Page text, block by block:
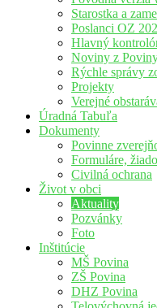
Starostka a
Poslanci OZ
Hlavný
Noviny z
Rýchle správy
Projekty
Verejné
Úradná Tabuľa
Dokumenty
Povinne
Formuláre,
Civilná ochrana
Život v obci
Aktuality
Pozvánky
Foto
Inštitúcie
MŠ Povina
ZŠ Povina
DHZ Povina